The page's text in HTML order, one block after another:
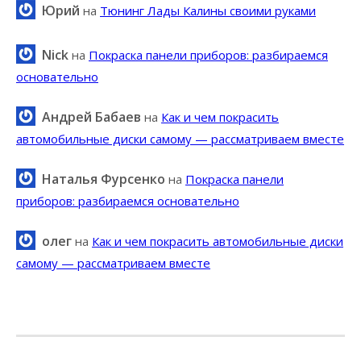
Юрий на Тюнинг Лады Калины своими руками
Nick на Покраска панели приборов: разбираемся
основательно
Андрей Бабаев на Как и чем покрасить
автомобильные диски самому — рассматриваем вместе
Наталья Фурсенко на Покраска панели
приборов: разбираемся основательно
олег на Как и чем покрасить автомобильные диски
самому — рассматриваем вместе